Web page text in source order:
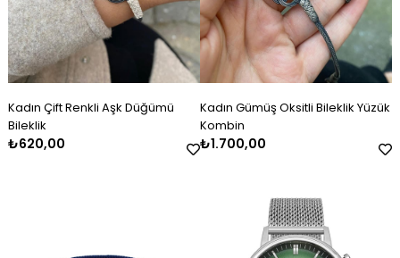
Kadın Çift Renkli Aşk Düğümü
Bileklik
₺620,00
Kadın Gümüş Oksitli Bileklik Yüzük
Kombin
₺1.700,00